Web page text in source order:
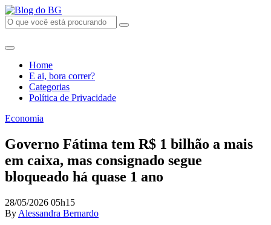
Home
E ai, bora correr?
Categorias
Política de Privacidade
Economia
Governo Fátima tem R$ 1 bilhão a mais
em caixa, mas consignado segue
bloqueado há quase 1 ano
28/05/2026 05h15
By Alessandra Bernardo